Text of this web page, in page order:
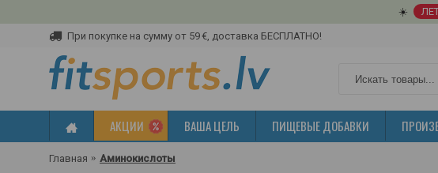
☀️
При покупке на сумму от 59 €, доставка БЕСПЛАТНО!
АКЦИИ ВАША ЦЕЛЬ ПИЩЕВЫЕ ДОБАВКИ
Главная Аминокислоты